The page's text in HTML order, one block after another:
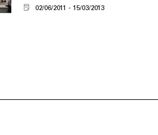
02/06/2011
15/03/2013